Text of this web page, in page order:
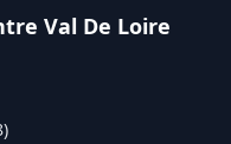
Val De Loire